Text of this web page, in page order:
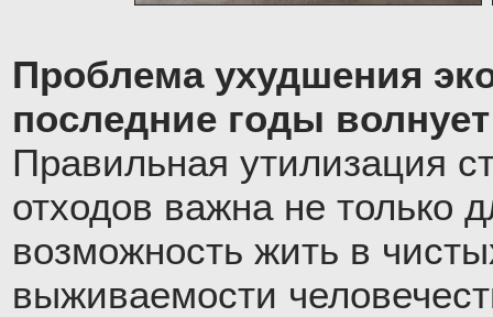
Проблема ухудшения
последние годы
Правильная утилизация
отходов важна не только
возможность жить в
выживаемости